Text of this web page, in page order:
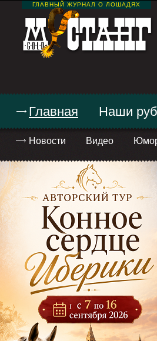
ГЛАВНЫЙ ЖУРНАЛ О ЛОШАДЯХ
Главная
Новости Видео
Наши